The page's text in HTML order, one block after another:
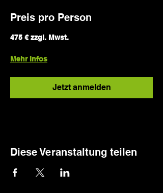
Preis pro Person
475 € zzgl. Mwst.
Mehr Infos
Jetzt anmelden
Diese Veranstaltung teilen